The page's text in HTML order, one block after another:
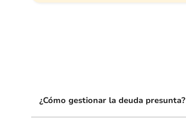
¿Cómo gestionar la deuda presunta?